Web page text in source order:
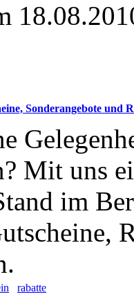
Sonderangebote und
Mit uns
im
rabatte